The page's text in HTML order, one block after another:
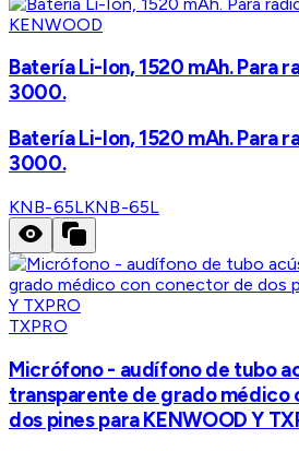
KENWOOD
Batería Li-Ion, 1520 mAh. Para
3000.
Batería Li-Ion, 1520 mAh. Para
3000.
KNB-65LKNB-65L
TXPRO
Micrófono - audífono de tubo
transparente de grado médico
dos pines para KENWOOD Y